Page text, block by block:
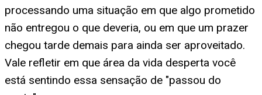
processando uma situação em que algo prometido
não entregou o que deveria, ou em que um prazer
chegou tarde demais para ainda ser aproveitado.
Vale refletir em que área da vida desperta você
está sentindo essa sensação de "passou do